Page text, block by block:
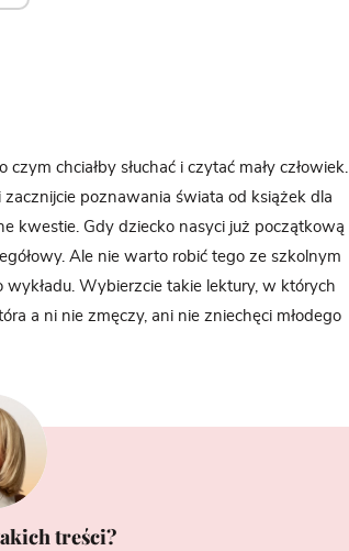
chciałby słuchać i czytać mały człowiek.
zacznijcie poznawania świata od książek dla
kwestie. Gdy dziecko nasyci już początkową
Ale nie warto robić tego ze szkolnym
wykładu. Wybierzcie takie lektury, w których
a ni nie zmęczy, ani nie zniechęci młodego
treści?